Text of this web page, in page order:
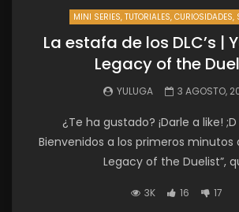
MINI SERIES, TUTORIALES, CURIOSIDADES,
La estafa de los DLC’s |
Legacy of the
YULUGA 3 AGOSTO,
¿Te ha gustado? ¡Darle a like!
Bienvenidos a los primeros minutos
Legacy of the Duelist”,
3K 16 17